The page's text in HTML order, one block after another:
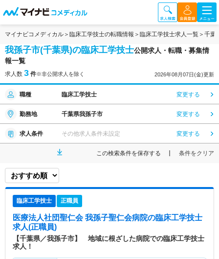
マイナビコメディカル 臨床工学技士の転職情報 臨床工学技士求人一覧 千葉
我孫子市(千葉県)の臨床工学技士公開求人・転職・募集情
報一覧
求人数 3 件※非公開求人を除く 2026年08月07日(金)更新
職種 臨床工学技士 変更する
勤務地 千葉県我孫子市 変更する
求人条件 その他求人条件未設定 変更する
この検索条件を保存する 条件をクリア
臨床工学技士 正職員
医療法人社団聖仁会 我孫子聖仁会病院の臨床工学技士
求人(正職員)
【千葉県／我孫子市】 地域に根ざした病院での臨床工学技士
求人！